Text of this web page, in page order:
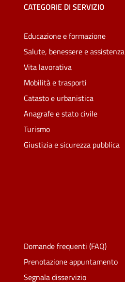
CATEGORIE DI SERVIZIO
Educazione e formazione
Salute, benessere e assistenza
Vita lavorativa
Mobilità e trasporti
Catasto e urbanistica
Anagrafe e stato civile
Turismo
Giustizia e sicurezza pubblica
Domande frequenti (FAQ)
Prenotazione appuntamento
Segnala disservizio